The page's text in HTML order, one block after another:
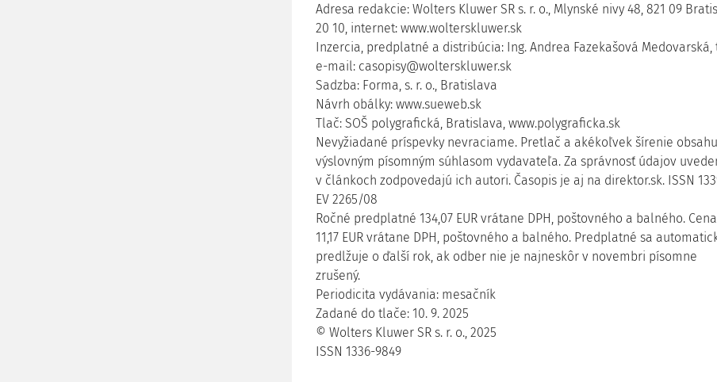
Adresa redakcie: Wolters Kluwer SR s. r. o., Mlynské nivy 48, 821 09
20 10, internet: www.wolterskluwer.sk
Inzercia, predplatné a distribúcia: Ing. Andrea Fazekašová Medovarská,
e-mail: casopisy@wolterskluwer.sk
Sadzba: Forma, s. r. o., Bratislava
Návrh obálky: www.sueweb.sk
Tlač: SOŠ polygrafická, Bratislava, www.polygraficka.sk
Nevyžiadané príspevky nevraciame. Pretlač a akékoľvek šírenie
výslovným písomným súhlasom vydavateľa. Za správnosť údajov
v článkoch zodpovedajú ich autori. Časopis je aj na direktor.sk. ISSN
EV 2265/08
Ročné predplatné 134,07 EUR vrátane DPH, poštovného a balného.
11,17 EUR vrátane DPH, poštovného a balného. Predplatné sa
predlžuje o ďalší rok, ak odber nie je najneskôr v novembri písomne
zrušený.
Periodicita vydávania: mesačník
Zadané do tlače: 10. 9. 2025
© Wolters Kluwer SR s. r. o., 2025
ISSN 1336-9849